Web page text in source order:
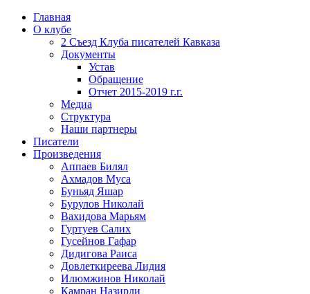
Главная
О клубе
2 Съезд Клуба писателей Кавказа
Документы
Устав
Обращение
Отчет 2015-2019 г.г.
Медиа
Структура
Наши партнеры
Писатели
Произведения
Аппаев Билял
Ахмадов Муса
Буньяд Яшар
Бурулов Николай
Вахидова Марьям
Гуртуев Салих
Гусейнов Гафар
Дидигова Раиса
Довлеткиреева Лидия
Илюмжинов Николай
Камран Назирли